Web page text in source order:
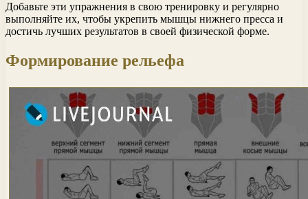
Добавьте эти упражнения в свою тренировку и регулярно
выполняйте их, чтобы укрепить мышцы нижнего пресса и
достичь лучших результатов в своей физической форме.
Формирование рельефа